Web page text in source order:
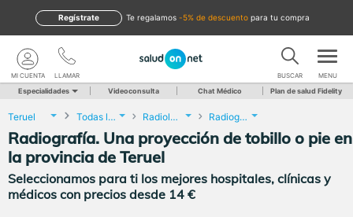
te regalamos -5% de descuento para tu compra
Regístrate
LLAMAR
MI CUENTA BUSCAR MENU
Especialidades Videoconsulta Chat Médico Plan de salud Fidelity
Teruel Todas las localidades Radiología Radiografía. Una proyección de tobillo o pie
Radiografía. Una proyección de tobillo o pie en
la provincia de Teruel
Seleccionamos para ti los mejores hospitales, clínicas y
médicos con precios desde 14 €